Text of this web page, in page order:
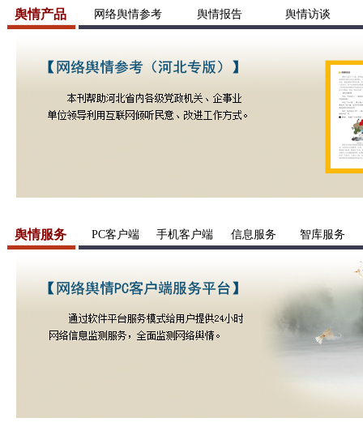
舆情产品 网络舆情参考 舆情报告 舆情访谈
舆情服务 PC客户端 手机客户端 信息服务 智库服务